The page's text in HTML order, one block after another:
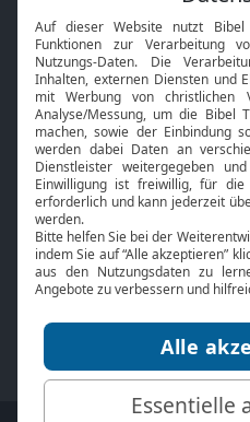
Neuigkeiten
Bibel TV
Über uns
Jobs
Mediadaten